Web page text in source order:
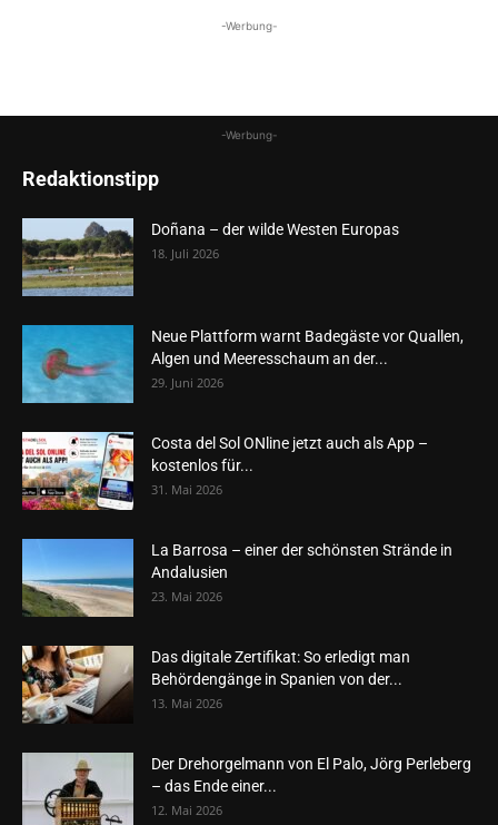
-Werbung-
-Werbung-
Redaktionstipp
Doñana – der wilde Westen Europas
18. Juli 2026
Neue Plattform warnt Badegäste vor Quallen,
Algen und Meeresschaum an der...
29. Juni 2026
Costa del Sol ONline jetzt auch als App –
kostenlos für...
31. Mai 2026
La Barrosa – einer der schönsten Strände in
Andalusien
23. Mai 2026
Das digitale Zertifikat: So erledigt man
Behördengänge in Spanien von der...
13. Mai 2026
Der Drehorgelmann von El Palo, Jörg Perleberg
– das Ende einer...
12. Mai 2026